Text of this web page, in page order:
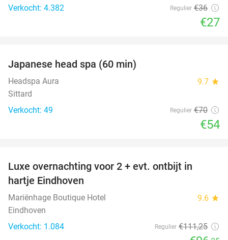
Verkocht: 4.382
Regulier €36
€27
Japanese head spa (60 min)
Headspa Aura 9.7 star
Sittard
Verkocht: 49
Regulier €70
€54
Luxe overnachting voor 2 + evt. ontbijt in
hartje Eindhoven
Mariënhage Boutique Hotel 9.6 star
Eindhoven
Verkocht: 1.084
Regulier €111,25